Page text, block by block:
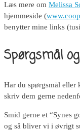
Læs mere om Melissa
hjemmeside (
benytter mine links
Spørgsmål
Har du spørgsmål eller
skriv dem gerne
Smid gerne et “Synes
og så bliver vi i øvrigt